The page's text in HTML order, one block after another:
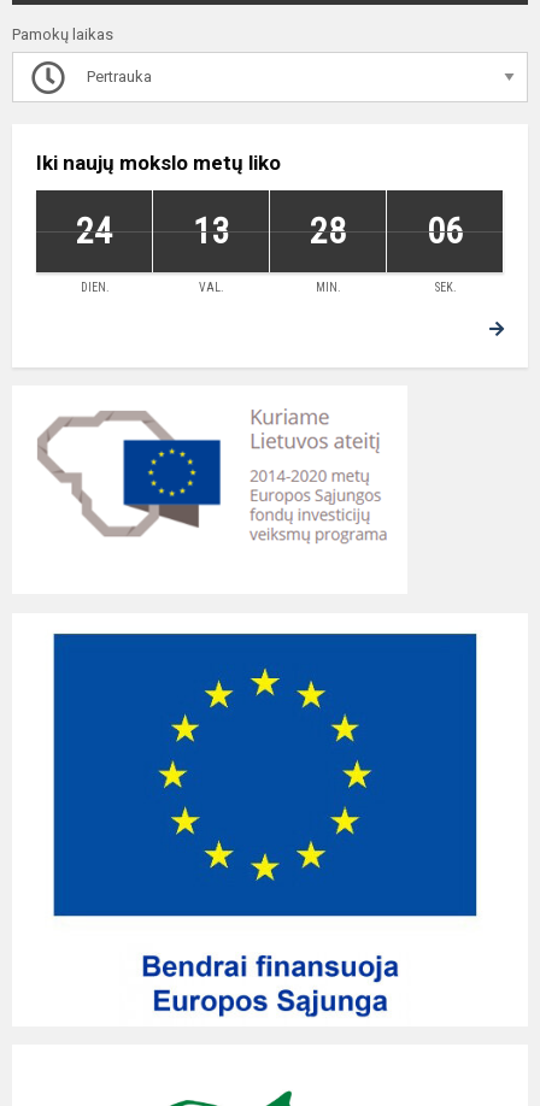
Pamokų laikas
Pertrauka
Iki naujų mokslo metų liko
24 13 28 05
DIEN. VAL. MIN. SEK.